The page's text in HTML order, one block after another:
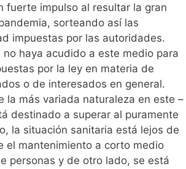
fuerte impulso al resultar la gran
sorteando así las
impuestas por las autoridades.
haya acudido a este medio para
por la ley en materia de
o de interesados en general.
la más variada naturaleza en este –
destinado a superar al puramente
la situación sanitaria está lejos de
el mantenimiento a corto medio
personas y de otro lado, se está